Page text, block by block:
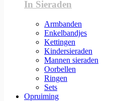
In Sieraden
Armbanden
Enkelbandjes
Kettingen
Kindersieraden
Mannen sieraden
Oorbellen
Ringen
Sets
Opruiming